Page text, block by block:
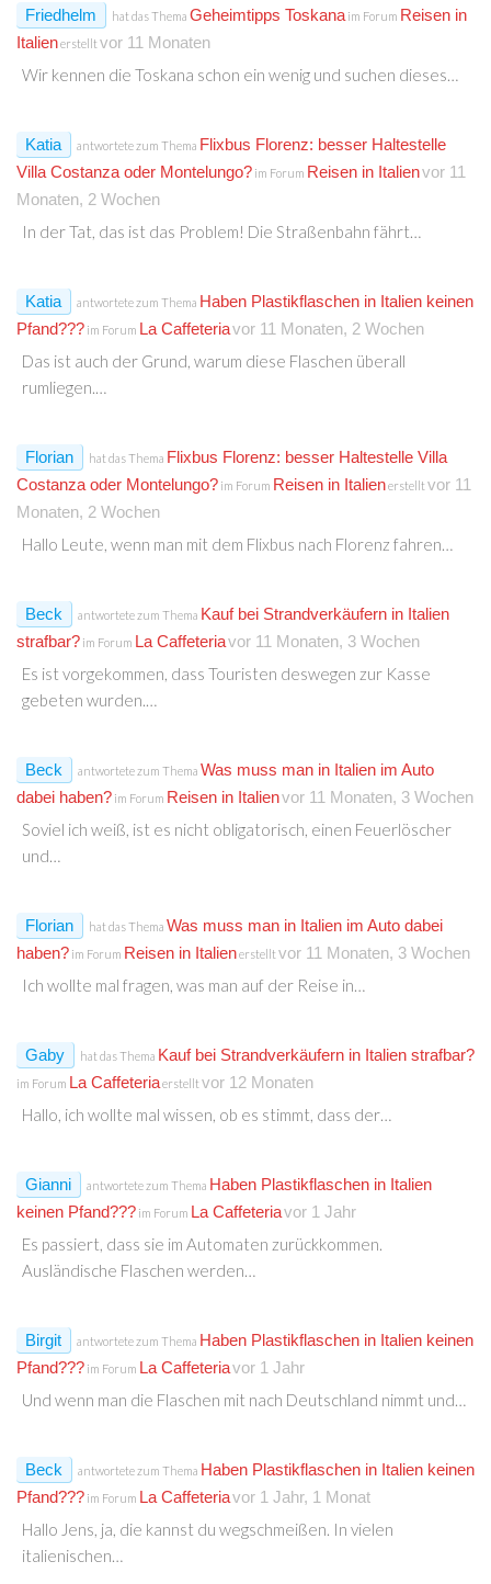
Friedhelm hat das Thema Geheimtipps Toskana im Forum Reisen in
Italienerstellt vor 11 Monaten
Wir kennen die Toskana schon ein wenig und suchen dieses…
Katia antwortete zum Thema Flixbus Florenz: besser Haltestelle
Villa Costanza oder Montelungo? im Forum Reisen in Italienvor 11
Monaten, 2 Wochen
In der Tat, das ist das Problem! Die Straßenbahn fährt…
Katia antwortete zum Thema Haben Plastikflaschen in Italien keinen
Pfand??? im Forum La Caffeteriavor 11 Monaten, 2 Wochen
Das ist auch der Grund, warum diese Flaschen überall
rumliegen.…
Florian hat das Thema Flixbus Florenz: besser Haltestelle Villa
Costanza oder Montelungo? im Forum Reisen in Italienerstellt vor 11
Monaten, 2 Wochen
Hallo Leute, wenn man mit dem Flixbus nach Florenz fahren…
Beck antwortete zum Thema Kauf bei Strandverkäufern in Italien
strafbar? im Forum La Caffeteriavor 11 Monaten, 3 Wochen
Es ist vorgekommen, dass Touristen deswegen zur Kasse
gebeten wurden.…
Beck antwortete zum Thema Was muss man in Italien im Auto
dabei haben? im Forum Reisen in Italienvor 11 Monaten, 3 Wochen
Soviel ich weiß, ist es nicht obligatorisch, einen Feuerlöscher
und…
Florian hat das Thema Was muss man in Italien im Auto dabei
haben? im Forum Reisen in Italienerstellt vor 11 Monaten, 3 Wochen
Ich wollte mal fragen, was man auf der Reise in…
Gaby hat das Thema Kauf bei Strandverkäufern in Italien strafbar?
im Forum La Caffeteriaerstellt vor 12 Monaten
Hallo, ich wollte mal wissen, ob es stimmt, dass der…
Gianni antwortete zum Thema Haben Plastikflaschen in Italien
keinen Pfand??? im Forum La Caffeteriavor 1 Jahr
Es passiert, dass sie im Automaten zurückkommen.
Ausländische Flaschen werden…
Birgit antwortete zum Thema Haben Plastikflaschen in Italien keinen
Pfand??? im Forum La Caffeteriavor 1 Jahr
Und wenn man die Flaschen mit nach Deutschland nimmt und…
Beck antwortete zum Thema Haben Plastikflaschen in Italien keinen
Pfand??? im Forum La Caffeteriavor 1 Jahr, 1 Monat
Hallo Jens, ja, die kannst du wegschmeißen. In vielen
italienischen…